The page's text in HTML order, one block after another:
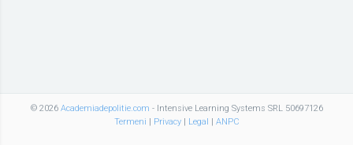
© 2026 Academiadepolitie.com - Intensive Learning Systems SRL 50697126
Termeni | Privacy| Legal | ANPC